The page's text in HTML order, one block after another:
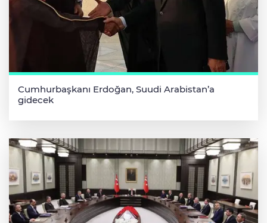
Cumhurbaşkanı Erdoğan, Suudi Arabistan’a
gidecek